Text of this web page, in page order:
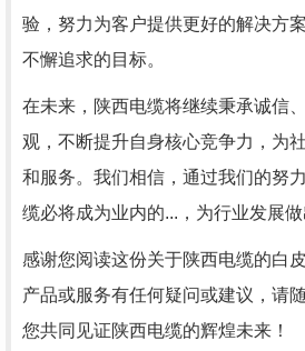
验，努力为客户提供更好的解决方
不懈追求的目标。
在未来，陕西电缆将继续秉承诚信
观，不断提升自身核心竞争力，为
和服务。我们相信，通过我们的努
缆必将成为业内的...，为行业发展做
感谢您阅读这份关于陕西电缆的白
产品或服务有任何疑问或建议，请
您共同见证陕西电缆的辉煌未来！